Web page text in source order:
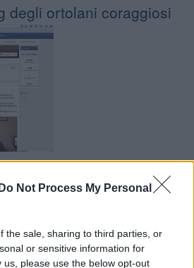
Do Not Process My Personal
the sale, sharing to third parties, or
or sensitive information for
please use the below opt-out
degli ortolani coraggiosi
virtualmente sul web intorno ai